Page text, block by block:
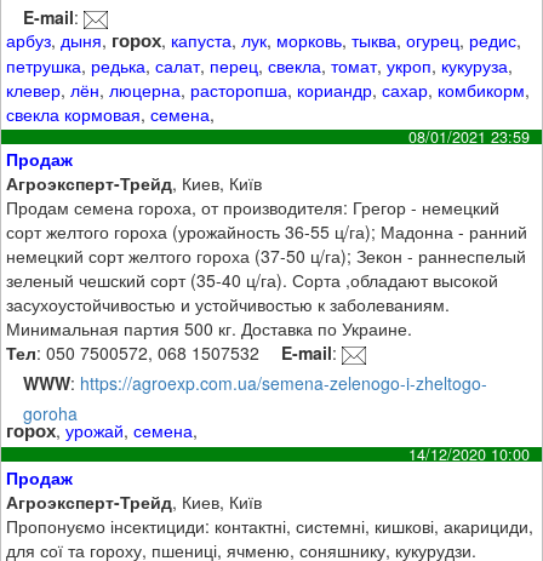
E-mail:
арбуз, дыня, горох, капуста, лук, морковь,тыква,огурец, редис,
петрушка, редька,салат, перец,свекла,томат,укроп, кукуруза,
клевер, лён, люцерна, расторопша, кориандр,сахар, комбикорм,
свекла кормовая,семена,
08/01/2021 23:59
Продаж
Агроэксперт-Трейд, Киев, Київ
Продам семена гороха, от производителя: Грегор - немецкий
сорт желтого гороха (урожайность 36-55 ц/га); Мадонна - ранний
немецкий сорт желтого гороха (37-50 ц/га); Зекон - раннеспелый
зеленый чешский сорт (35-40 ц/га). Сорта ,обладают высокой
засухоустойчивостью и устойчивостью к заболеваниям.
Минимальная партия 500 кг. Доставка по Украине.
Тел: 050 7500572, 068 1507532 E-mail:
WWW: https://agroexp.com.ua/semena-zelenogo-i-zheltogo-
goroha
горох,урожай,семена,
14/12/2020 10:00
Продаж
Агроэксперт-Трейд, Киев, Київ
Пропонуємо інсектициди: контактні, системні, кишкові, акарициди,
для сої та гороху, пшениці, ячменю, соняшнику, кукурудзи.